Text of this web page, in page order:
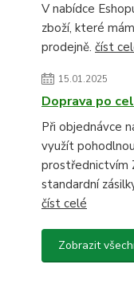
V nabídce
zboží, které
prodejně. číst
15.01.2025
Doprava po
Při objednávce
využít
prostřednictvím
standardní
číst celé
Zobrazit